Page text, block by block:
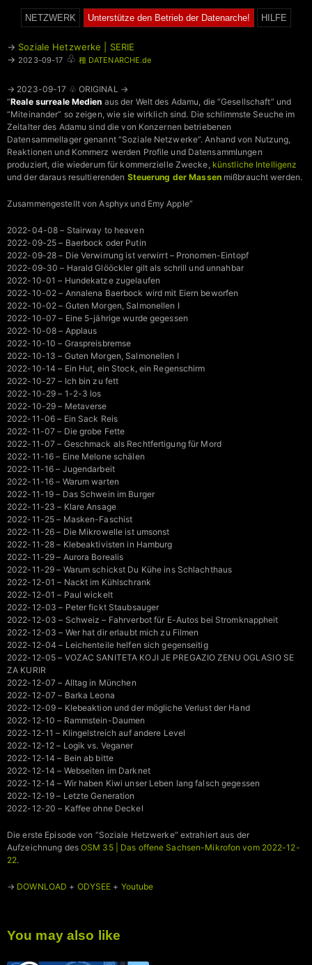
NETZWERK Unterstütze den Betrieb der Datenarche! HILFE
→ Soziale Hetzwerke | SERIE
→ 2023-09-17 ♧ 種 DATENARCHE.de
→ 2023-09-17 ♧ ORIGINAL →
“Reale surreale Medien aus der Welt des Adamu, die “Gesellschaft” und
“Miteinander” so zeigen, wie sie wirklich sind. Die schlimmste Seuche im
Zeitalter des Adamu sind die von Konzernen betriebenen
Datensammellager genannt “Soziale Netzwerke”. Anhand von Nutzung,
Reaktionen und Kommerz werden Profile und Datensammlungen
produziert, die wiederum für kommerzielle Zwecke, künstliche Intelligenz
und der daraus resultierenden Steuerung der Massenmißbraucht werden.
Zusammengestellt von Asphyx und Emy Apple”
2022-04-08 – Stairway to heaven
2022-09-25 – Baerbock oder Putin
2022-09-28 – Die Verwirrung ist verwirrt – Pronomen-Eintopf
2022-09-30 – Harald Glööckler gilt als schrill und unnahbar
2022-10-01 – Hundekatze zugelaufen
2022-10-02 – Annalena Baerbock wird mit Eiern beworfen
2022-10-02 – Guten Morgen, Salmonellen I
2022-10-07 – Eine 5-jährige wurde gegessen
2022-10-08 – Applaus
2022-10-10 – Graspreisbremse
2022-10-13 – Guten Morgen, Salmonellen I
2022-10-14 – Ein Hut, ein Stock, ein Regenschirm
2022-10-27 – Ich bin zu fett
2022-10-29 – 1-2-3 los
2022-10-29 – Metaverse
2022-11-06 – Ein Sack Reis
2022-11-07 – Die grobe Fette
2022-11-07 – Geschmack als Rechtfertigung für Mord
2022-11-16 – Eine Melone schälen
2022-11-16 – Jugendarbeit
2022-11-16 – Warum warten
2022-11-19 – Das Schwein im Burger
2022-11-23 – Klare Ansage
2022-11-25 – Masken-Faschist
2022-11-26 – Die Mikrowelle ist umsonst
2022-11-28 – Klebeaktivisten in Hamburg
2022-11-29 – Aurora Borealis
2022-11-29 – Warum schickst Du Kühe ins Schlachthaus
2022-12-01 – Nackt im Kühlschrank
2022-12-01 – Paul wickelt
2022-12-03 – Peter fickt Staubsauger
2022-12-03 – Schweiz – Fahrverbot für E-Autos bei Stromknappheit
2022-12-03 – Wer hat dir erlaubt mich zu Filmen
2022-12-04 – Leichenteile helfen sich gegenseitig
2022-12-05 – VOZAC SANITETA KOJI JE PREGAZIO ZENU OGLASIO SE
ZA KURIR
2022-12-07 – Alltag in München
2022-12-07 – Barka Leona
2022-12-09 – Klebeaktion und der mögliche Verlust der Hand
2022-12-10 – Rammstein-Daumen
2022-12-11 – Klingelstreich auf andere Level
2022-12-12 – Logik vs. Veganer
2022-12-14 – Bein ab bitte
2022-12-14 – Webseiten im Darknet
2022-12-14 – Wir haben Kiwi unser Leben lang falsch gegessen
2022-12-19 – Letzte Generation
2022-12-20 – Kaffee ohne Deckel
Die erste Episode von “Soziale Hetzwerke” extrahiert aus der
Aufzeichnung des OSM 35 | Das offene Sachsen-Mikrofon vom 2022-12-
22.
→ DOWNLOAD + ODYSEE + Youtube
You may also like